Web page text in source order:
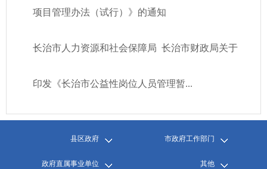
项目管理办法（试行）》的通知
长治市人力资源和社会保障局 长治市财政局关于
印发《长治市公益性岗位人员管理暂...
县区政府 市政府工作部门
政府直属事业单位 其他